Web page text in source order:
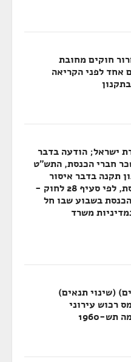
חוקים מחובת
אחד לפני הקריאה
ישראל; הודעה בדבר
חברי הכנסת, התש"ט
תקנה בדבר איסור
פרסום דברים שנאמרו בכנסת, לפי סעיף 28 לחוק -
בשבוע שבו חל
משרד
(שינוי תנאים)
למס רכוש עירוני
1960